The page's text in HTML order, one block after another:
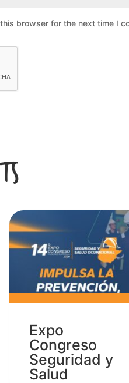
browser for the next time I
Expo
Congreso
Seguridad y
Salud